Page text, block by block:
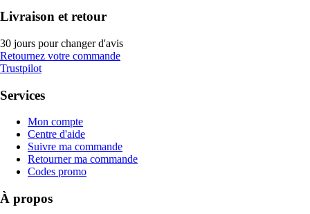
Livraison et retour
30 jours pour changer d'avis
Retournez votre commande
Trustpilot
Services
Mon compte
Centre d'aide
Suivre ma commande
Retourner ma commande
Codes promo
À propos